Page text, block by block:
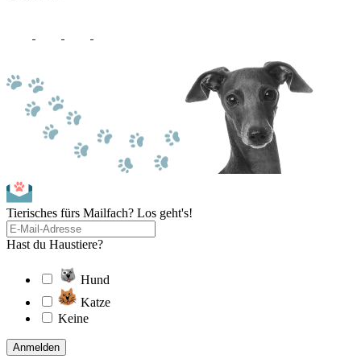
Tierisches fürs Mailfach? Los geht's!
Hast du Haustiere?
Hund
Katze
Keine
Anmelden